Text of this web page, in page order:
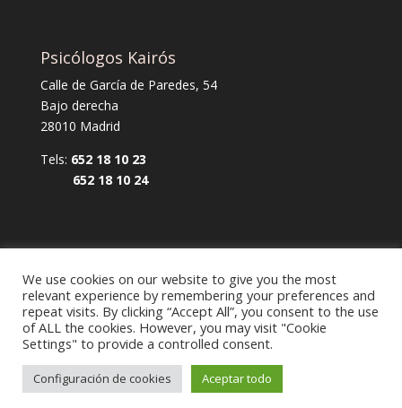
Psicólogos Kairós
Calle de García de Paredes, 54
Bajo derecha
28010 Madrid
Tels: 652 18 10 23
652 18 10 24
Aviso legal y política de privacidad
Política de cookies
Diseño Web Mi empresa
We use cookies on our website to give you the most
relevant experience by remembering your preferences and
repeat visits. By clicking “Accept All”, you consent to the use
of ALL the cookies. However, you may visit "Cookie
Settings" to provide a controlled consent.
Configuración de cookies Aceptar todo